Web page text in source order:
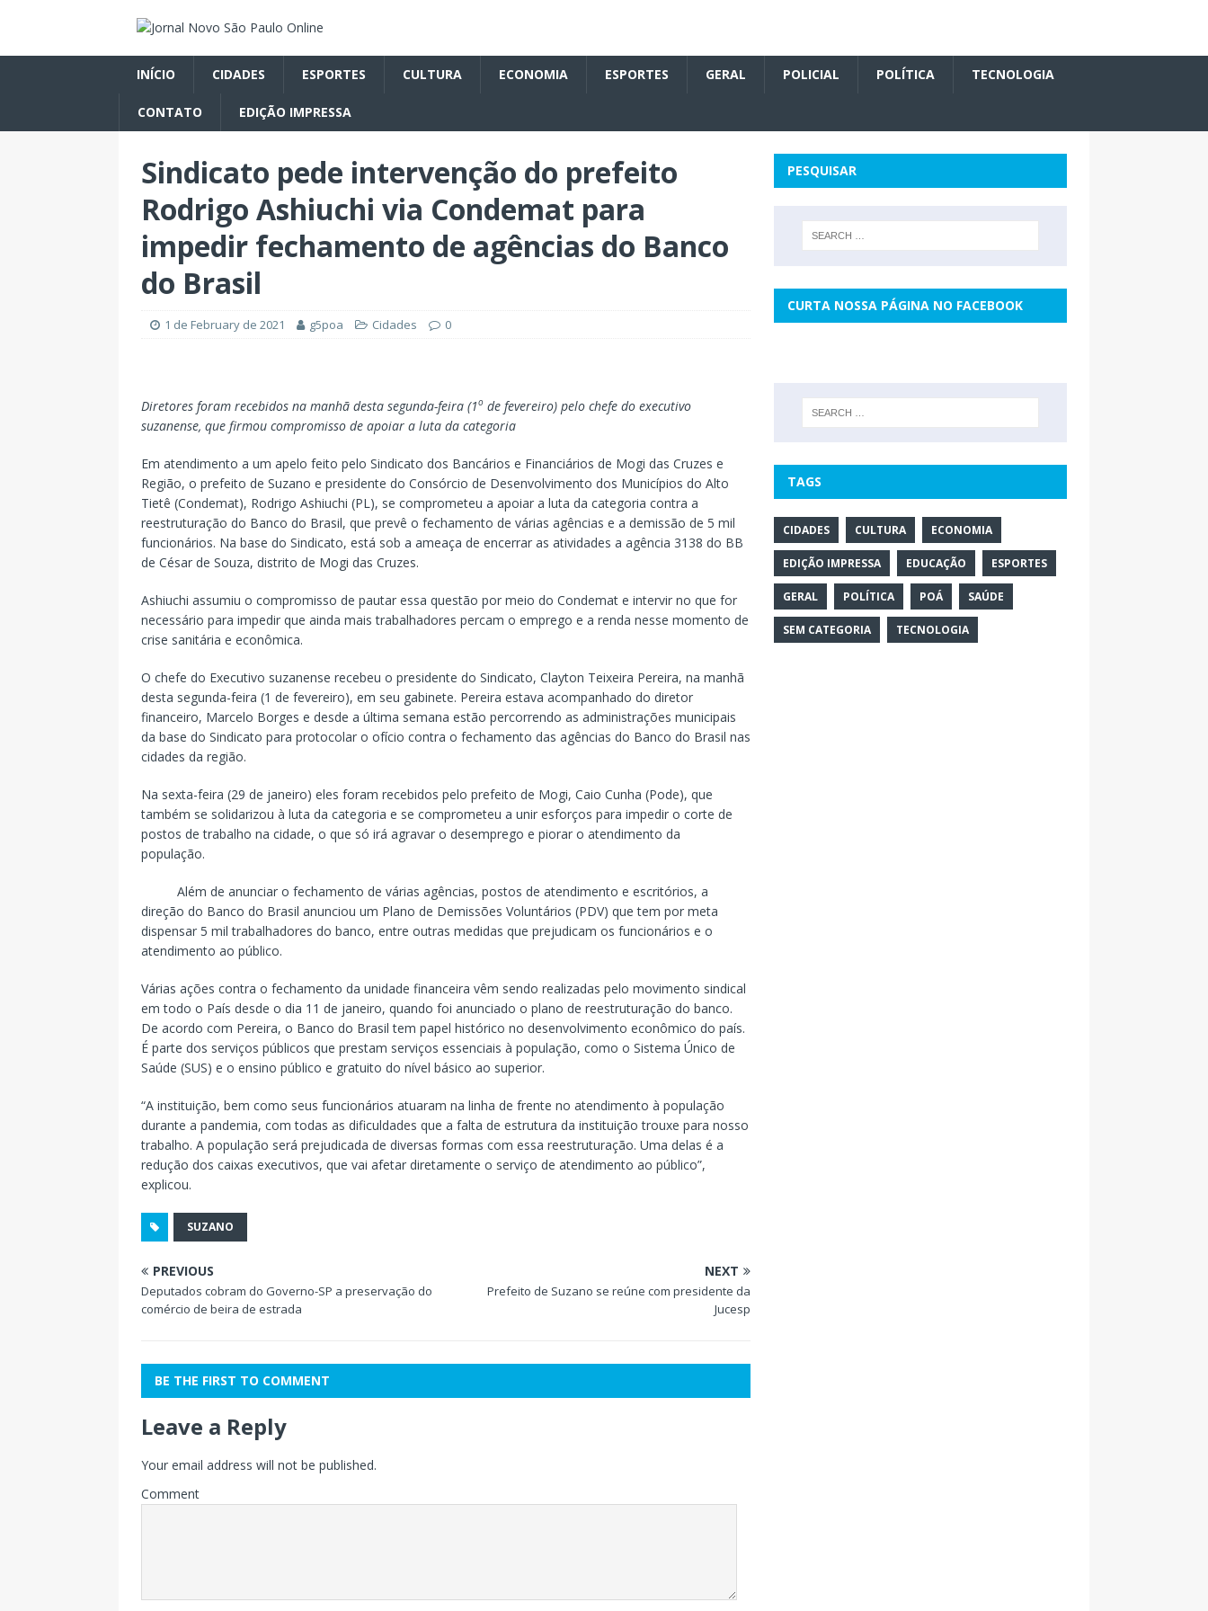
INÍCIO CIDADES ESPORTES CULTURA ECONOMIA ESPORTES GERAL POLICIAL POLÍTICA TECNOLOGIA
CONTATO EDIÇÃO IMPRESSA
Sindicato pede intervenção do prefeito
Rodrigo Ashiuchi via Condemat para
impedir fechamento de agências do Banco
do Brasil
1 de February de 2021 g5poa Cidades 0
Diretores foram recebidos na manhã desta segunda-feira (1o de fevereiro) pelo chefe do executivo
suzanense, que firmou compromisso de apoiar a luta da categoria
Em atendimento a um apelo feito pelo Sindicato dos Bancários e Financiários de Mogi das Cruzes e
Região, o prefeito de Suzano e presidente do Consórcio de Desenvolvimento dos Municípios do Alto
Tietê (Condemat), Rodrigo Ashiuchi (PL), se comprometeu a apoiar a luta da categoria contra a
reestruturação do Banco do Brasil, que prevê o fechamento de várias agências e a demissão de 5 mil
funcionários. Na base do Sindicato, está sob a ameaça de encerrar as atividades a agência 3138 do BB
de César de Souza, distrito de Mogi das Cruzes.
Ashiuchi assumiu o compromisso de pautar essa questão por meio do Condemat e intervir no que for
necessário para impedir que ainda mais trabalhadores percam o emprego e a renda nesse momento de
crise sanitária e econômica.
O chefe do Executivo suzanense recebeu o presidente do Sindicato, Clayton Teixeira Pereira, na manhã
desta segunda-feira (1 de fevereiro), em seu gabinete. Pereira estava acompanhado do diretor
financeiro, Marcelo Borges e desde a última semana estão percorrendo as administrações municipais
da base do Sindicato para protocolar o ofício contra o fechamento das agências do Banco do Brasil nas
cidades da região.
Na sexta-feira (29 de janeiro) eles foram recebidos pelo prefeito de Mogi, Caio Cunha (Pode), que
também se solidarizou à luta da categoria e se comprometeu a unir esforços para impedir o corte de
postos de trabalho na cidade, o que só irá agravar o desemprego e piorar o atendimento da
população.
Além de anunciar o fechamento de várias agências, postos de atendimento e escritórios, a
direção do Banco do Brasil anunciou um Plano de Demissões Voluntários (PDV) que tem por meta
dispensar 5 mil trabalhadores do banco, entre outras medidas que prejudicam os funcionários e o
atendimento ao público.
Várias ações contra o fechamento da unidade financeira vêm sendo realizadas pelo movimento sindical
em todo o País desde o dia 11 de janeiro, quando foi anunciado o plano de reestruturação do banco.
De acordo com Pereira, o Banco do Brasil tem papel histórico no desenvolvimento econômico do país.
É parte dos serviços públicos que prestam serviços essenciais à população, como o Sistema Único de
Saúde (SUS) e o ensino público e gratuito do nível básico ao superior.
“A instituição, bem como seus funcionários atuaram na linha de frente no atendimento à população
durante a pandemia, com todas as dificuldades que a falta de estrutura da instituição trouxe para nosso
trabalho. A população será prejudicada de diversas formas com essa reestruturação. Uma delas é a
redução dos caixas executivos, que vai afetar diretamente o serviço de atendimento ao público”,
explicou.
SUZANO
PREVIOUS
Deputados cobram do Governo-SP a preservação do
comércio de beira de estrada
NEXT
Prefeito de Suzano se reúne com presidente da
Jucesp
BE THE FIRST TO COMMENT
Leave a Reply
Your email address will not be published.
Comment
PESQUISAR
CURTA NOSSA PÁGINA NO FACEBOOK
TAGS
CIDADES CULTURA ECONOMIA
EDIÇÃO IMPRESSA EDUCAÇÃO ESPORTES
GERAL POLÍTICA POÁ SAÚDE
SEM CATEGORIA TECNOLOGIA